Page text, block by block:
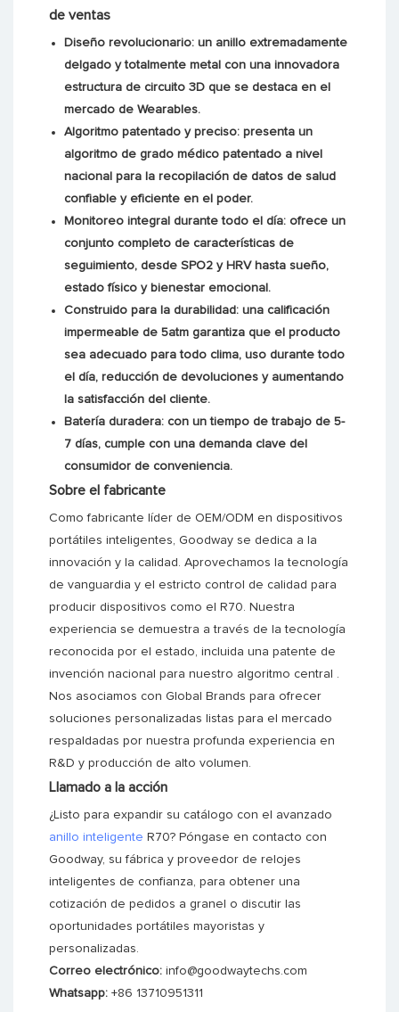
de ventas
Diseño revolucionario: un anillo extremadamente
delgado y totalmente metal con una innovadora
estructura de circuito 3D que se destaca en el
mercado de Wearables.
Algoritmo patentado y preciso: presenta un
algoritmo de grado médico patentado a nivel
nacional para la recopilación de datos de salud
confiable y eficiente en el poder.
Monitoreo integral durante todo el día: ofrece un
conjunto completo de características de
seguimiento, desde SPO2 y HRV hasta sueño,
estado físico y bienestar emocional.
Construido para la durabilidad: una calificación
impermeable de 5atm garantiza que el producto
sea adecuado para todo clima, uso durante todo
el día, reducción de devoluciones y aumentando
la satisfacción del cliente.
Batería duradera: con un tiempo de trabajo de 5-
7 días, cumple con una demanda clave del
consumidor de conveniencia.
Sobre el fabricante
Como fabricante líder de OEM/ODM en dispositivos
portátiles inteligentes, Goodway se dedica a la
innovación y la calidad. Aprovechamos la tecnología
de vanguardia y el estricto control de calidad para
producir dispositivos como el R70. Nuestra
experiencia se demuestra a través de la tecnología
reconocida por el estado, incluida una patente de
invención nacional para nuestro algoritmo central .
Nos asociamos con Global Brands para ofrecer
soluciones personalizadas listas para el mercado
respaldadas por nuestra profunda experiencia en
R&D y producción de alto volumen.
Llamado a la acción
¿Listo para expandir su catálogo con el avanzado
anillo inteligente R70? Póngase en contacto con
Goodway, su fábrica y proveedor de relojes
inteligentes de confianza, para obtener una
cotización de pedidos a granel o discutir las
oportunidades portátiles mayoristas y
personalizadas.
Correo electrónico: info@goodwaytechs.com
Whatsapp: +86 13710951311